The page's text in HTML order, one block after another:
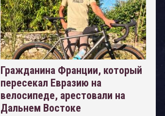
Гражданина Франции, который
пересекал Евразию на
велосипеде, арестовали на
Дальнем Востоке